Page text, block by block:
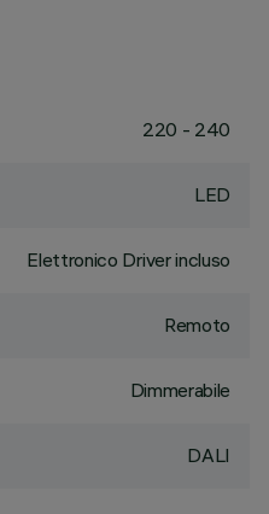
220 - 240
LED
Elettronico Driver incluso
Remoto
Dimmerabile
DALI